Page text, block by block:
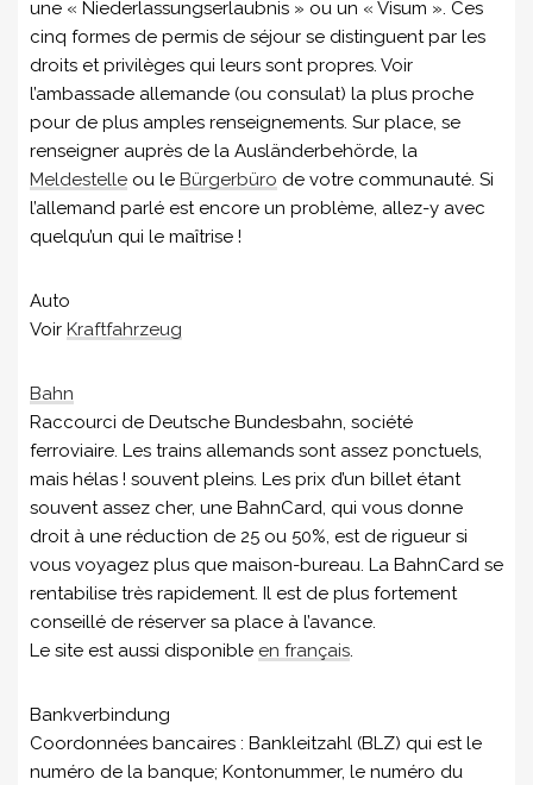
une « Niederlassungserlaubnis » ou un « Visum ». Ces
cinq formes de permis de séjour se distinguent par les
droits et privilèges qui leurs sont propres. Voir
l’ambassade allemande (ou consulat) la plus proche
pour de plus amples renseignements. Sur place, se
renseigner auprès de la Ausländerbehörde, la
Meldestelle ou le Bürgerbüro de votre communauté. Si
l’allemand parlé est encore un problème, allez-y avec
quelqu’un qui le maîtrise !
Auto
Voir Kraftfahrzeug
Bahn
Raccourci de Deutsche Bundesbahn, société
ferroviaire. Les trains allemands sont assez ponctuels,
mais hélas ! souvent pleins. Les prix d’un billet étant
souvent assez cher, une BahnCard, qui vous donne
droit à une réduction de 25 ou 50%, est de rigueur si
vous voyagez plus que maison-bureau. La BahnCard se
rentabilise très rapidement. Il est de plus fortement
conseillé de réserver sa place à l’avance.
Le site est aussi disponible en français.
Bankverbindung
Coordonnées bancaires : Bankleitzahl (BLZ) qui est le
numéro de la banque; Kontonummer, le numéro du